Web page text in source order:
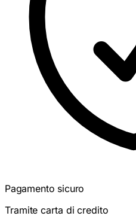
Pagamento sicuro
Tramite carta di credito